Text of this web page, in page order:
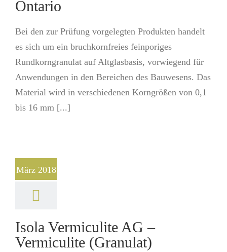
Ontario
Bei den zur Prüfung vorgelegten Produkten handelt
es sich um ein bruchkornfreies feinporiges
Rundkorngranulat auf Altglasbasis, vorwiegend für
Anwendungen in den Bereichen des Bauwesens. Das
Material wird in verschiedenen Korngrößen von 0,1
bis 16 mm [...]
März 2018
Isola Vermiculite AG –
Vermiculite (Granulat)